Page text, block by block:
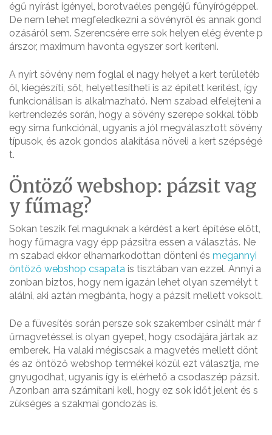
égű nyírást igényel, borotvaéles pengéjű fűnyírógéppel.
De nem lehet megfeledkezni a sövényről és annak gond
ozásáról sem. Szerencsére erre sok helyen elég évente p
árszor, maximum havonta egyszer sort keríteni.
A nyírt sövény nem foglal el nagy helyet a kert területéb
ől, kiegészíti, sőt, helyettesítheti is az épített kerítést, így
funkcionálisan is alkalmazható. Nem szabad elfelejteni a
kertrendezés során, hogy a sövény szerepe sokkal több
egy sima funkciónál, ugyanis a jól megválasztott sövény
típusok, és azok gondos alakítása növeli a kert szépségé
t.
Öntöző webshop: pázsit vag
y fűmag?
Sokan teszik fel maguknak a kérdést a kert építése előtt,
hogy fűmagra vagy épp pázsitra essen a választás. Ne
m szabad ekkor elhamarkodottan dönteni és megannyi
öntöző webshop csapata is tisztában van ezzel. Annyi a
zonban biztos, hogy nem igazán lehet olyan személyt t
alálni, aki aztán megbánta, hogy a pázsit mellett voksolt.
De a füvesítés során persze sok szakember csinált már f
űmagvetéssel is olyan gyepet, hogy csodájára jártak az
emberek. Ha valaki mégiscsak a magvetés mellett dönt
és az öntöző webshop termékei közül ezt választja, me
gnyugodhat, ugyanis így is elérhető a csodaszép pázsit.
Azonban arra számítani kell, hogy ez sok időt jelent és s
zükséges a szakmai gondozás is.